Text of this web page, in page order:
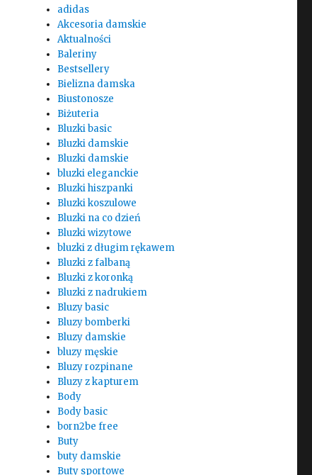
adidas
Akcesoria damskie
Aktualności
Baleriny
Bestsellery
Bielizna damska
Biustonosze
Biżuteria
Bluzki basic
Bluzki damskie
Bluzki damskie
bluzki eleganckie
Bluzki hiszpanki
Bluzki koszulowe
Bluzki na co dzień
Bluzki wizytowe
bluzki z długim rękawem
Bluzki z falbaną
Bluzki z koronką
Bluzki z nadrukiem
Bluzy basic
Bluzy bomberki
Bluzy damskie
bluzy męskie
Bluzy rozpinane
Bluzy z kapturem
Body
Body basic
born2be free
Buty
buty damskie
Buty sportowe